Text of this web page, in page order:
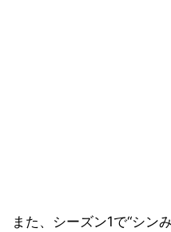
また、シーズン1で“シン